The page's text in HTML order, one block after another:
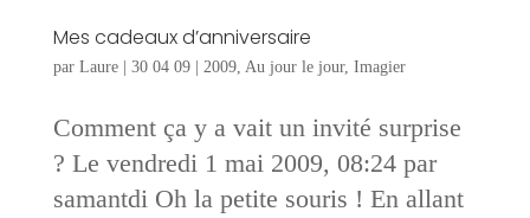
Mes cadeaux d’anniversaire
par Laure| 30 04 09| 2009, Au jour le jour, Imagier
Comment ça y a vait un invité surprise
? Le vendredi 1 mai 2009, 08:24 par
samantdi Oh la petite souris ! En allant